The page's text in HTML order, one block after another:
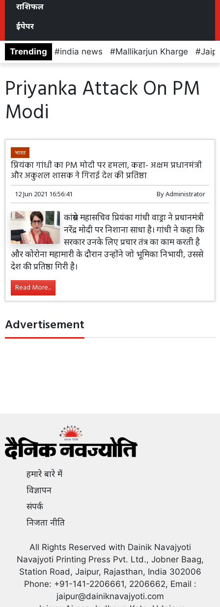
राशिफल
ईपेपर
Trending india news Mallikarjun Kharge
Priyanka Attack On PM
Modi
भारत
प्रियंका गांधी का PM मोदी पर हमला, कहा- अक्षम प्रधानमंत्री
और अकुशल शासक ने गिराई देश की प्रतिष्ठा
12 Jun 2021 16:56:41 ByAdministrator
कांग्रेस महासचिव प्रियंका गांधी वाड्रा ने प्रधानमंत्री
नरेंद्र मोदी पर निशाना साधा है। गांधी ने कहा कि
सरकार उनके लिए प्रचार तंत्र का काम करती है
और कोरोना महामारी के दौरान उन्होंने जो भूमिका निभायी, उससे
देश की प्रतिष्ठा गिरी है।
Read More...
Advertisement
हमारे बारे में
विज्ञापन
संपर्क
निजता नीति
All Rights Reserved with Dainik Navajyoti
Navajyoti Printing Press Pvt. Ltd., Jobner Baag,
Station Road, Jaipur, Rajasthan, India 302006
Phone: +91-141-2206661, 2206662, Email :
jaipur@dainiknavajyoti.com